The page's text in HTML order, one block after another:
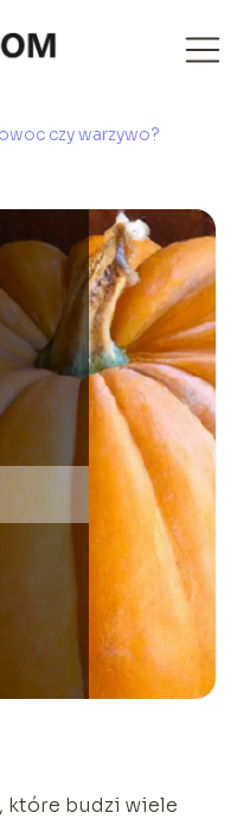
czy warzywo?
które budzi wiele